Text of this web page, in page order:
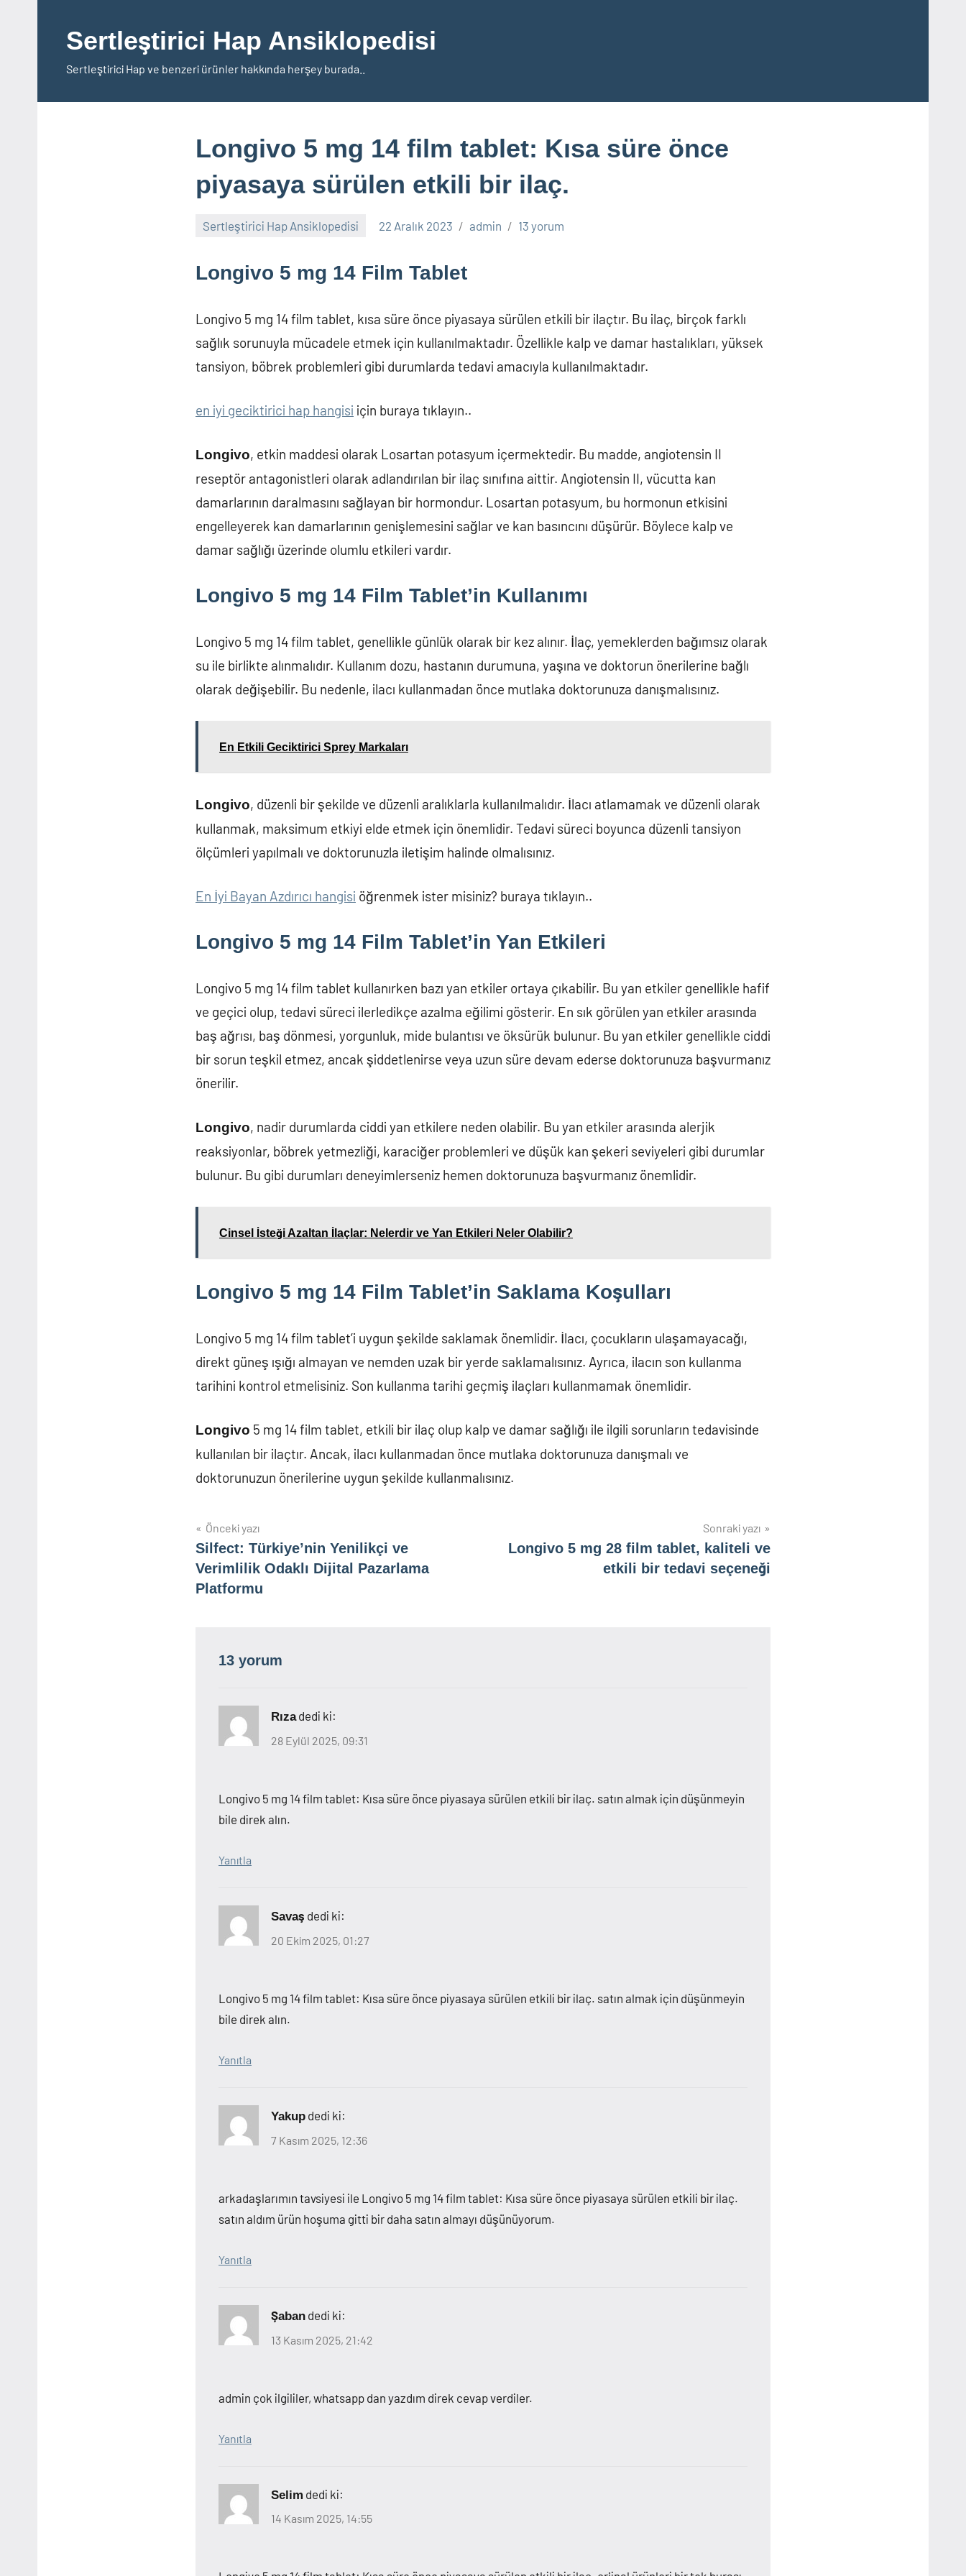
Sertleştirici Hap Ansiklopedisi
Sertleştirici Hap ve benzeri ürünler hakkında herşey burada..
Longivo 5 mg 14 film tablet: Kısa süre önce
piyasaya sürülen etkili bir ilaç.
Sertleştirici Hap Ansiklopedisi 22 Aralık 2023 admin 13 yorum
Longivo 5 mg 14 Film Tablet
Longivo 5 mg 14 film tablet, kısa süre önce piyasaya sürülen etkili bir ilaçtır. Bu ilaç, birçok farklı
sağlık sorunuyla mücadele etmek için kullanılmaktadır. Özellikle kalp ve damar hastalıkları, yüksek
tansiyon, böbrek problemleri gibi durumlarda tedavi amacıyla kullanılmaktadır.
en iyi geciktirici hap hangisi için buraya tıklayın..
Longivo, etkin maddesi olarak Losartan potasyum içermektedir. Bu madde, angiotensin II
reseptör antagonistleri olarak adlandırılan bir ilaç sınıfına aittir. Angiotensin II, vücutta kan
damarlarının daralmasını sağlayan bir hormondur. Losartan potasyum, bu hormonun etkisini
engelleyerek kan damarlarının genişlemesini sağlar ve kan basıncını düşürür. Böylece kalp ve
damar sağlığı üzerinde olumlu etkileri vardır.
Longivo 5 mg 14 Film Tablet’in Kullanımı
Longivo 5 mg 14 film tablet, genellikle günlük olarak bir kez alınır. İlaç, yemeklerden bağımsız olarak
su ile birlikte alınmalıdır. Kullanım dozu, hastanın durumuna, yaşına ve doktorun önerilerine bağlı
olarak değişebilir. Bu nedenle, ilacı kullanmadan önce mutlaka doktorunuza danışmalısınız.
En Etkili Geciktirici Sprey Markaları
Longivo, düzenli bir şekilde ve düzenli aralıklarla kullanılmalıdır. İlacı atlamamak ve düzenli olarak
kullanmak, maksimum etkiyi elde etmek için önemlidir. Tedavi süreci boyunca düzenli tansiyon
ölçümleri yapılmalı ve doktorunuzla iletişim halinde olmalısınız.
En İyi Bayan Azdırıcı hangisi öğrenmek ister misiniz? buraya tıklayın..
Longivo 5 mg 14 Film Tablet’in Yan Etkileri
Longivo 5 mg 14 film tablet kullanırken bazı yan etkiler ortaya çıkabilir. Bu yan etkiler genellikle hafif
ve geçici olup, tedavi süreci ilerledikçe azalma eğilimi gösterir. En sık görülen yan etkiler arasında
baş ağrısı, baş dönmesi, yorgunluk, mide bulantısı ve öksürük bulunur. Bu yan etkiler genellikle ciddi
bir sorun teşkil etmez, ancak şiddetlenirse veya uzun süre devam ederse doktorunuza başvurmanız
önerilir.
Longivo, nadir durumlarda ciddi yan etkilere neden olabilir. Bu yan etkiler arasında alerjik
reaksiyonlar, böbrek yetmezliği, karaciğer problemleri ve düşük kan şekeri seviyeleri gibi durumlar
bulunur. Bu gibi durumları deneyimlerseniz hemen doktorunuza başvurmanız önemlidir.
Cinsel İsteği Azaltan İlaçlar: Nelerdir ve Yan Etkileri Neler Olabilir?
Longivo 5 mg 14 Film Tablet’in Saklama Koşulları
Longivo 5 mg 14 film tablet’i uygun şekilde saklamak önemlidir. İlacı, çocukların ulaşamayacağı,
direkt güneş ışığı almayan ve nemden uzak bir yerde saklamalısınız. Ayrıca, ilacın son kullanma
tarihini kontrol etmelisiniz. Son kullanma tarihi geçmiş ilaçları kullanmamak önemlidir.
Longivo 5 mg 14 film tablet, etkili bir ilaç olup kalp ve damar sağlığı ile ilgili sorunların tedavisinde
kullanılan bir ilaçtır. Ancak, ilacı kullanmadan önce mutlaka doktorunuza danışmalı ve
doktorunuzun önerilerine uygun şekilde kullanmalısınız.
Yazı
gezinmesi
Önceki yazı
Silfect: Türkiye’nin Yenilikçi ve
Verimlilik Odaklı Dijital Pazarlama
Platformu
Sonraki yazı
Longivo 5 mg 28 film tablet, kaliteli ve
etkili bir tedavi seçeneği
13 yorum
Rıza dedi ki:
28 Eylül 2025, 09:31
Longivo 5 mg 14 film tablet: Kısa süre önce piyasaya sürülen etkili bir ilaç. satın almak için düşünmeyin
bile direk alın.
Yanıtla
Savaş dedi ki:
20 Ekim 2025, 01:27
Longivo 5 mg 14 film tablet: Kısa süre önce piyasaya sürülen etkili bir ilaç. satın almak için düşünmeyin
bile direk alın.
Yanıtla
Yakup dedi ki:
7 Kasım 2025, 12:36
arkadaşlarımın tavsiyesi ile Longivo 5 mg 14 film tablet: Kısa süre önce piyasaya sürülen etkili bir ilaç.
satın aldım ürün hoşuma gitti bir daha satın almayı düşünüyorum.
Yanıtla
Şaban dedi ki:
13 Kasım 2025, 21:42
admin çok ilgililer, whatsapp dan yazdım direk cevap verdiler.
Yanıtla
Selim dedi ki:
14 Kasım 2025, 14:55